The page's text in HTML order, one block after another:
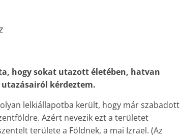
hogy sokat utazott életében, hatvan
kérdeztem.
lelkiállapotba került, hogy már szabadott
Azért nevezik ezt a területet
területe a Földnek, a mai Izrael. (Az